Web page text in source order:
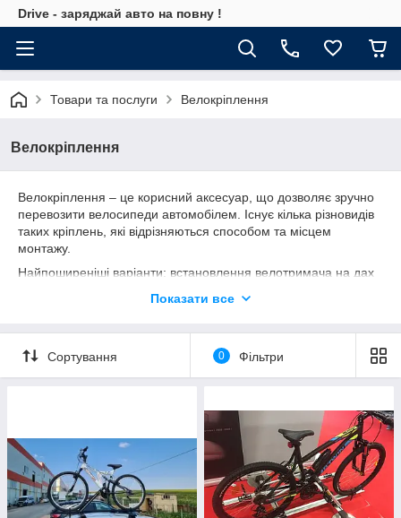
Drive - заряджай авто на повну !
Товари та послуги Велокріплення
Велокріплення
Велокріплення – це корисний аксесуар, що дозволяє зручно
перевозити велосипеди автомобілем. Існує кілька різновидів
таких кріплень, які відрізняються способом та місцем
монтажу.
Найпоширеніші варіанти: встановлення велотримача на дах
Показати все
Сортування 0 Фільтри